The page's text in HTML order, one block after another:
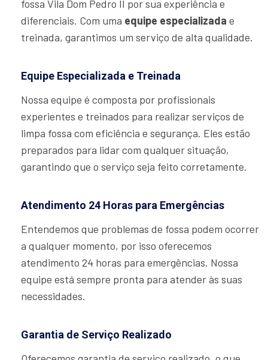
fossa Vila Dom Pedro II por sua experiência e
diferenciais. Com uma equipe especializada e
treinada, garantimos um serviço de alta qualidade.
Equipe Especializada e Treinada
Nossa equipe é composta por profissionais
experientes e treinados para realizar serviços de
limpa fossa com eficiência e segurança. Eles estão
preparados para lidar com qualquer situação,
garantindo que o serviço seja feito corretamente.
Atendimento 24 Horas para Emergências
Entendemos que problemas de fossa podem ocorrer
a qualquer momento, por isso oferecemos
atendimento 24 horas para emergências. Nossa
equipe está sempre pronta para atender às suas
necessidades.
Garantia de Serviço Realizado